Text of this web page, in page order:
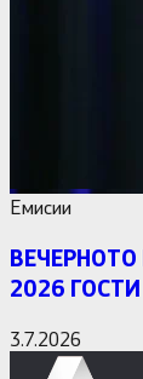
Емисии
2026
3.7.2026